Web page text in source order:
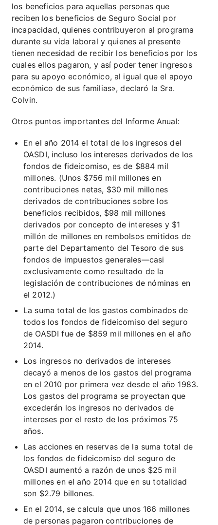
los beneficios para aquellas personas que
reciben los beneficios de Seguro Social por
incapacidad, quienes contribuyeron al programa
durante su vida laboral y quienes al presente
tienen necesidad de recibir los beneficios por los
cuales ellos pagaron, y así poder tener ingresos
para su apoyo económico, al igual que el apoyo
económico de sus familias», declaró la Sra.
Colvin.
Otros puntos importantes del Informe Anual:
En el año 2014 el total de los ingresos del
OASDI, incluso los intereses derivados de los
fondos de fideicomiso, es de $884 mil
millones. (Unos $756 mil millones en
contribuciones netas, $30 mil millones
derivados de contribuciones sobre los
beneficios recibidos, $98 mil millones
derivados por concepto de intereses y $1
millón de millones en rembolsos emitidos de
parte del Departamento del Tesoro de sus
fondos de impuestos generales—casi
exclusivamente como resultado de la
legislación de contribuciones de nóminas en
el 2012.)
La suma total de los gastos combinados de
todos los fondos de fideicomiso del seguro
de OASDI fue de $859 mil millones en el año
2014.
Los ingresos no derivados de intereses
decayó a menos de los gastos del programa
en el 2010 por primera vez desde el año 1983.
Los gastos del programa se proyectan que
excederán los ingresos no derivados de
intereses por el resto de los próximos 75
años.
Las acciones en reservas de la suma total de
los fondos de fideicomiso del seguro de
OASDI aumentó a razón de unos $25 mil
millones en el año 2014 que en su totalidad
son $2.79 billones.
En el 2014, se calcula que unos 166 millones
de personas pagaron contribuciones de